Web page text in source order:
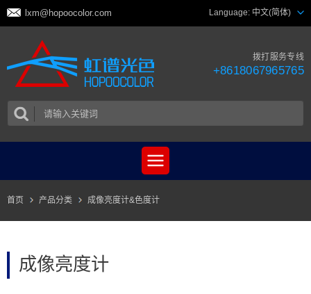
lxm@hopoocolor.com Language: 中文(简体)
拨打服务专线
+8618067965765
首页 产品分类 成像亮度计&色度计
成像亮度计